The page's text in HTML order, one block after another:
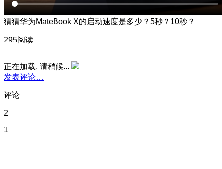
猜猜华为MateBook X的启动速度是多少？5秒？10秒？
295阅读
正在加载, 请稍候...
发表评论…
评论
2
1